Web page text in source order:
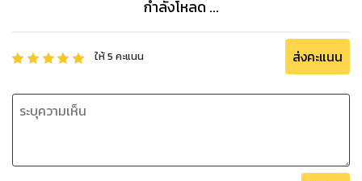
กำลังโหลด ...
ให้5 คะแนน ส่งคะแนน